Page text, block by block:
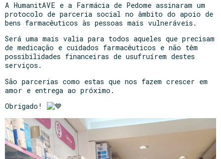
A HumanitAVE e a Farmácia de Pedome assinaram um
protocolo de parceria social no âmbito do apoio de
bens farmacêuticos às pessoas mais vulneráveis.
Será uma mais valia para todos aqueles que precisam
de medicação e cuidados farmacêuticos e não têm
possibilidades financeiras de usufruírem destes
serviços.
São parcerias como estas que nos fazem crescer em
amor e entrega ao próximo.
Obrigado!